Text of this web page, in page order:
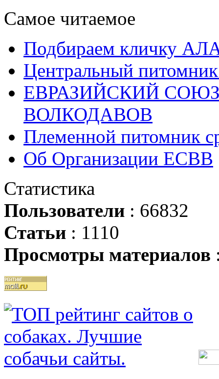
Самое читаемое
Подбираем кличку
Центральный
ЕВРАЗИЙСКИЙ
ВОЛКОДАВОВ
Племенной питомник
Об Организации ЕСВВ
Статистика
Пользователи : 66832
Статьи : 1110
Просмотры материалов